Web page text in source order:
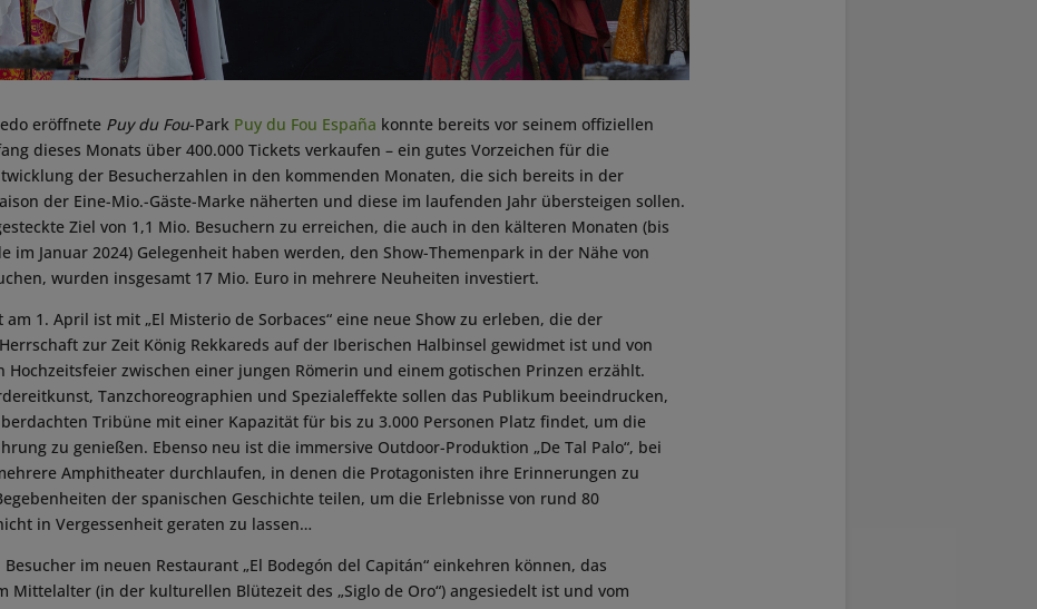
eröffnete Puy du Fou-Park Puy du Fou España konnte bereits vor seinem offiziellen
dieses Monats über 400.000 Tickets verkaufen – ein gutes Vorzeichen für die
der Besucherzahlen in den kommenden Monaten, die sich bereits in der
der Eine-Mio.-Gäste-Marke näherten und diese im laufenden Jahr übersteigen sollen.
Ziel von 1,1 Mio. Besuchern zu erreichen, die auch in den kälteren Monaten (bis
im Januar 2024) Gelegenheit haben werden, den Show-Themenpark in der Nähe von
wurden insgesamt 17 Mio. Euro in mehrere Neuheiten investiert.
am 1. April ist mit „El Misterio de Sorbaces“ eine neue Show zu erleben, die der
zur Zeit König Rekkareds auf der Iberischen Halbinsel gewidmet ist und von
Hochzeitsfeier zwischen einer jungen Römerin und einem gotischen Prinzen erzählt.
Tanzchoreographien und Spezialeffekte sollen das Publikum beeindrucken,
Tribüne mit einer Kapazität für bis zu 3.000 Personen Platz findet, um die
zu genießen. Ebenso neu ist die immersive Outdoor-Produktion „De Tal Palo“, bei
Amphitheater durchlaufen, in denen die Protagonisten ihre Erinnerungen zu
der spanischen Geschichte teilen, um die Erlebnisse von rund 80
in Vergessenheit geraten zu lassen…
im neuen Restaurant „El Bodegón del Capitán“ einkehren können, das
Mittelalter (in der kulturellen Blütezeit des „Siglo de Oro“) angesiedelt ist und vom